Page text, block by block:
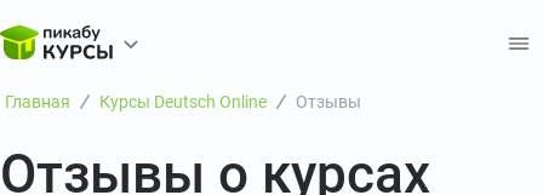
Главная Курсы Deutsch Online Отзывы
Отзывы о курсах